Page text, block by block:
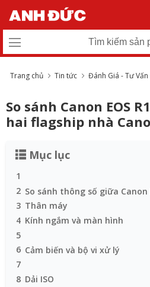
Trang chủ Tin tức Đánh Giá - Tư Vấn
So sánh Canon EOS
hai flagship nhà
Mục lục
1
2 So sánh thông số giữa Canon
3 Thân máy
4 Kính ngắm và màn hình
5
6 Cảm biến và bộ vi xử lý
7
8 Dải ISO